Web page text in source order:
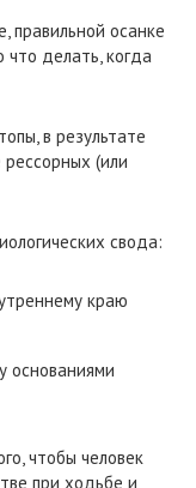
правильной осанке
что делать, когда
в результате
(или
свода:
краю
основаниями
чтобы человек
при ходьбе и